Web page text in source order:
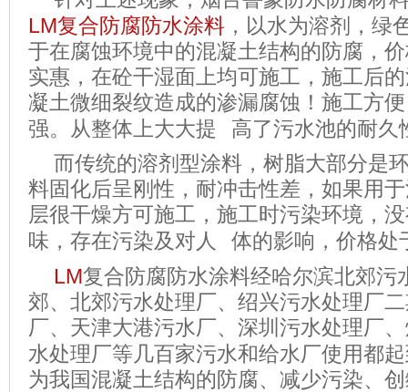
LM复合防腐防水涂料 ，以水为溶剂，绿
于在腐蚀环境中的混凝土结构的防腐，
实惠，在砼干湿面上均可施工，施工后
凝土微细裂纹造成的渗漏腐蚀！施工方
强。从整体上大大提
高了污水池的耐久
而传统的溶剂型涂料，树脂大部分是
料固化后呈刚性，耐冲击性差，如果用
层很干燥方可施工，施工时污染环境，
味，存在污染及对人
体的影响，价格处
LM复合防腐防水涂料经哈尔滨北郊污
郊、北郊污水处理厂、绍兴污水处理厂
厂、天津大港污水厂、深圳污水处理厂
水处理厂等几百家污水和给水厂使用都
为我国混凝土结构的防腐、减少污染、